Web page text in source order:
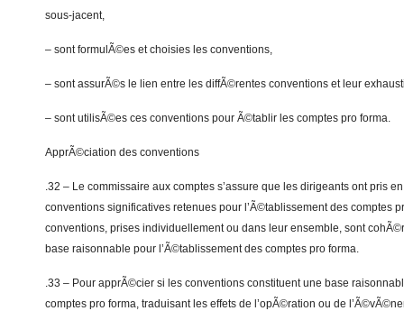
sous-jacent,
– sont formulÃ©es et choisies les conventions,
– sont assurÃ©s le lien entre les diffÃ©rentes conventions et leur
– sont utilisÃ©es ces conventions pour Ã©tablir les comptes pro forma.
ApprÃ©ciation des conventions
.32 – Le commissaire aux comptes s’assure que les dirigeants ont pris
conventions significatives retenues pour l’Ã©tablissement des comptes
conventions, prises individuellement ou dans leur ensemble, sont
base raisonnable pour l’Ã©tablissement des comptes pro forma.
.33 – Pour apprÃ©cier si les conventions constituent une base
comptes pro forma, traduisant les effets de l’opÃ©ration ou de